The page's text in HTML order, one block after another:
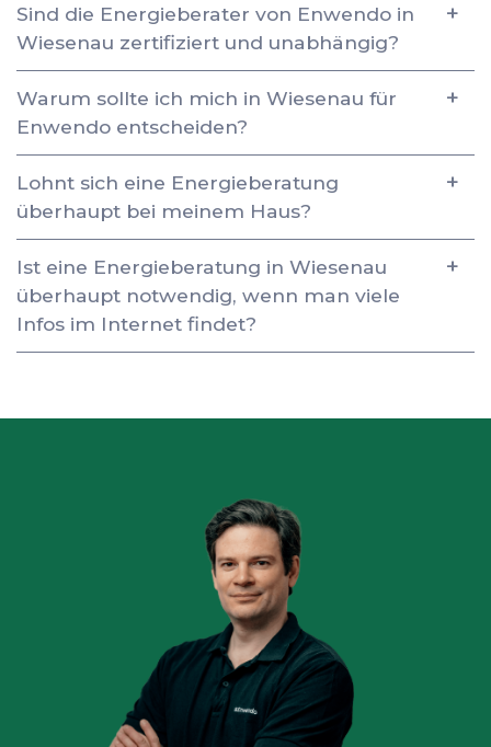
Sind die Energieberater von Enwendo in
Wiesenau zertifiziert und unabhängig?
Warum sollte ich mich in Wiesenau für
Enwendo entscheiden?
Lohnt sich eine Energieberatung
überhaupt bei meinem Haus?
Ist eine Energieberatung in Wiesenau
überhaupt notwendig, wenn man viele
Infos im Internet findet?